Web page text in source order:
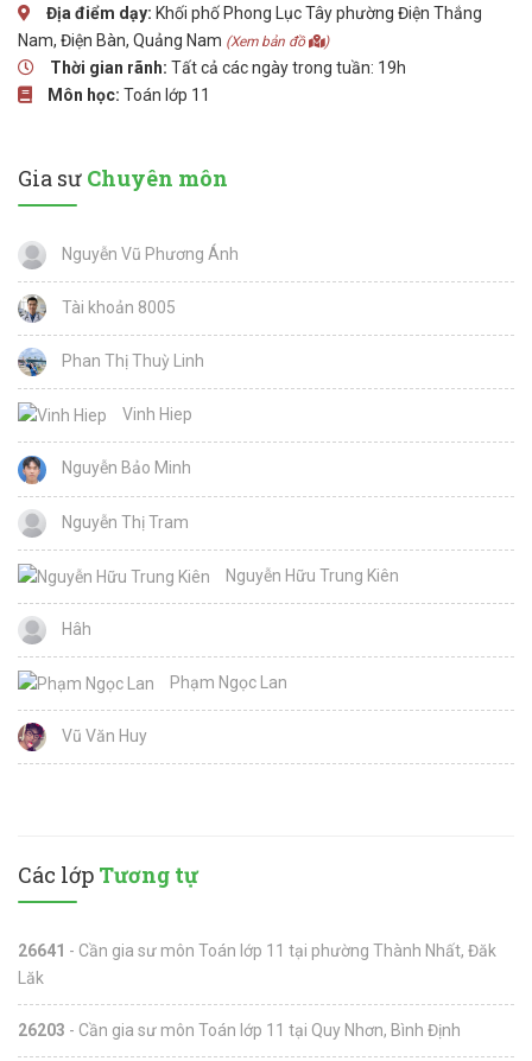
Địa điểm dạy: Khối phố Phong Lục Tây phường Điện Thắng
Nam, Điện Bàn, Quảng Nam (Xem bản đồ )
Thời gian rãnh: Tất cả các ngày trong tuần: 19h
Môn học: Toán lớp 11
Gia sư Chuyên môn
Nguyễn Vũ Phương Ánh
Tài khoản 8005
Phan Thị Thuỳ Linh
Vinh Hiep
Nguyễn Bảo Minh
Nguyễn Thị Tram
Nguyễn Hữu Trung Kiên
Hâh
Phạm Ngọc Lan
Vũ Văn Huy
Các lớp Tương tự
26641 - Cần gia sư môn Toán lớp 11 tại phường Thành Nhất, Đăk
Lăk
26203 - Cần gia sư môn Toán lớp 11 tại Quy Nhơn, Bình Định